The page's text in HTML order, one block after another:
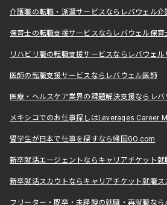
介護職の転職・派遣サービスならレバウェル介
保育士の転職支援サービスならレバウェル保育
リハビリ職の転職支援サービスならレバウェル
医師の転職支援サービスならレバウェル医師
医療・ヘルスケア業界の課題解決支援ならレバ
メキシコでのお仕事探しはLeverages Career
留学生が日本で仕事を探すなら帰国GO.com
新卒就活エージェントならキャリアチケット就
新卒就活スカウトならキャリアチケット就職ス
フリーター・既卒・未経験の就職・再就職なら